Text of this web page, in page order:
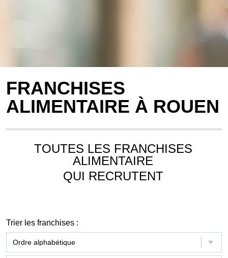
FRANCHISES
ALIMENTAIRE À ROUEN
TOUTES LES FRANCHISES
ALIMENTAIRE
QUI RECRUTENT
Trier les franchises :